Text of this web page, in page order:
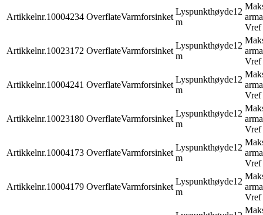
Artikkelnr.10004234 OverflateVarmforsinket
Lyspunkthøyde12
m
Vref
Artikkelnr.10023172 OverflateVarmforsinket
Lyspunkthøyde12
m
Vref
Artikkelnr.10004241 OverflateVarmforsinket
Lyspunkthøyde12
m
Vref
Artikkelnr.10023180 OverflateVarmforsinket
Lyspunkthøyde12
m
Vref
Artikkelnr.10004173 OverflateVarmforsinket
Lyspunkthøyde12
m
Vref
Artikkelnr.10004179 OverflateVarmforsinket
Lyspunkthøyde12
m
Vref